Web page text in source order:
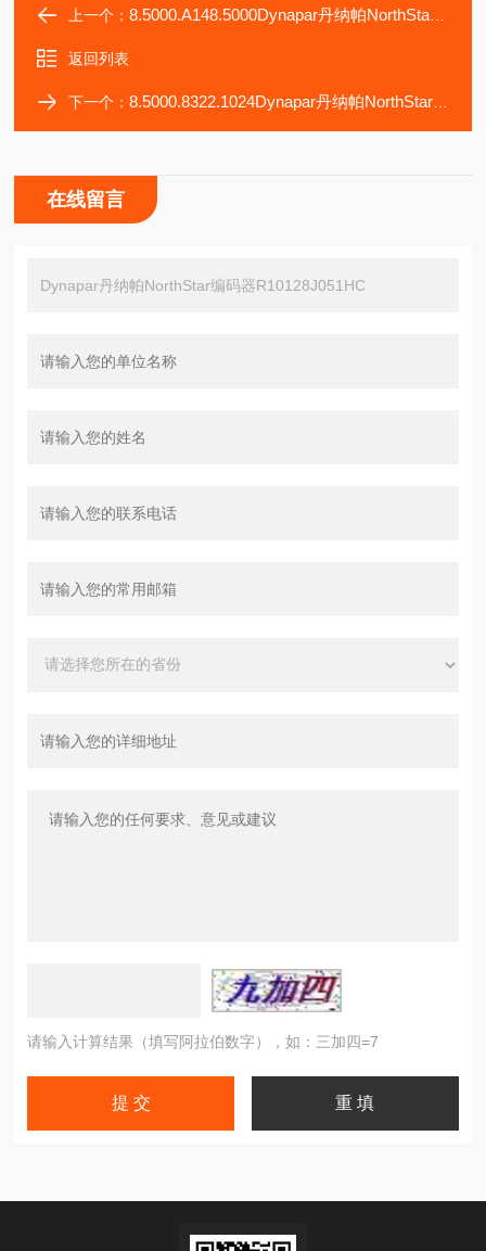
上一个：8.5000.A148.5000Dynapar丹纳帕NorthStar编码器R10128J051LP
返回列表
下一个：8.5000.8322.1024Dynapar丹纳帕NorthStar编码器R10128J051HF
在线留言
请输入计算结果（填写阿拉伯数字），如：三加四=7